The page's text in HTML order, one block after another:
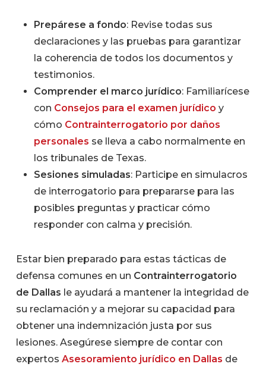
Prepárese a fondo: Revise todas sus
declaraciones y las pruebas para garantizar
la coherencia de todos los documentos y
testimonios.
Comprender el marco jurídico: Familiarícese
con Consejos para el examen jurídico y
cómo Contrainterrogatorio por daños
personales se lleva a cabo normalmente en
los tribunales de Texas.
Sesiones simuladas: Participe en simulacros
de interrogatorio para prepararse para las
posibles preguntas y practicar cómo
responder con calma y precisión.
Estar bien preparado para estas tácticas de
defensa comunes en un Contrainterrogatorio
de Dallas le ayudará a mantener la integridad de
su reclamación y a mejorar su capacidad para
obtener una indemnización justa por sus
lesiones. Asegúrese siempre de contar con
expertos Asesoramiento jurídico en Dallas de